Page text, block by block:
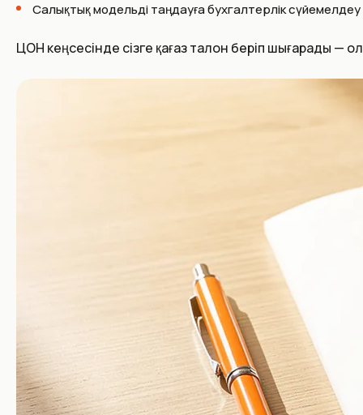
Салықтық модельді таңдауға бухгалтерлік
ЦОН кеңсесінде сізге қағаз талон беріп шығарады —